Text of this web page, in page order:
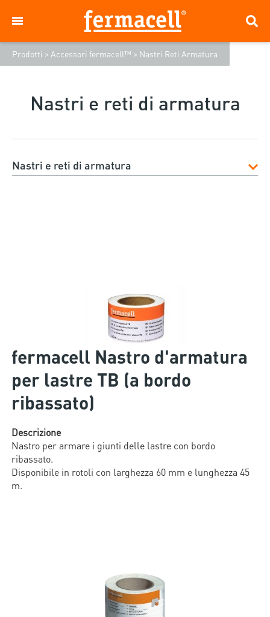
Nastri e reti di armatura
Prodotti > Accessori fermacell™ > Nastri Reti Armatura
Nastri e reti di armatura
fermacell Nastro d'armatura
per lastre TB (a bordo
ribassato)
Descrizione
Nastro per armare i giunti delle lastre con bordo
ribassato.
Disponibile in rotoli con larghezza 60 mm e lunghezza 45
m.